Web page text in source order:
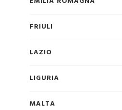
FRIULI
LAZIO
LIGURIA
MALTA